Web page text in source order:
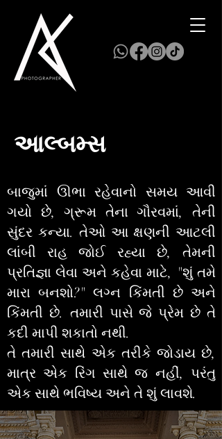
આલ્બમ્સ
બાજુમાં ઊભા રહેવાનો સમય આવી
ગયો છે, ગ્રૂમ તેના ગૌરવમાં, તેની
સુંદર કન્યા. તેઓ આ ક્ષણની આટલી
લાંબી રાહ જોઈ રહ્યા છે, તેમની
પ્રતિજ્ઞા લેવા અને કહેવા માટે, "શું તમે
મારા બનશો?" લગ્ન કિંમતી છે અને
કિંમતી છે. તમારી પાસે જે પ્રેમ છે તે
કદી માપી શકાતો નથી.
તે તમારી સાથે એક તરીકે જોડાય છે,
માત્ર એક રિંગ સાથે જ નહીં, પરંતુ
એક સાથે ભવિષ્ય અને તે શું લાવશે.